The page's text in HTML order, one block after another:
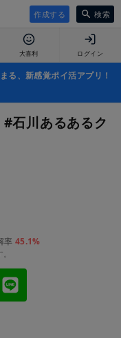
作成する 検索
大喜利 ログイン
る、新感覚ポイ活アプリ！
石川あるあるク
率 45.1%